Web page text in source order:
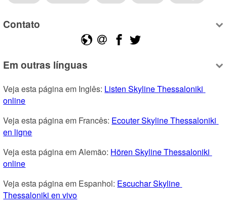
Contato
Em outras línguas
Veja esta página em Inglês: Listen Skyline Thessaloniki
online
Veja esta página em Francês: Ecouter Skyline Thessaloniki
en ligne
Veja esta página em Alemão: Hören Skyline Thessaloniki
online
Veja esta página em Espanhol: Escuchar Skyline
Thessaloniki en vivo